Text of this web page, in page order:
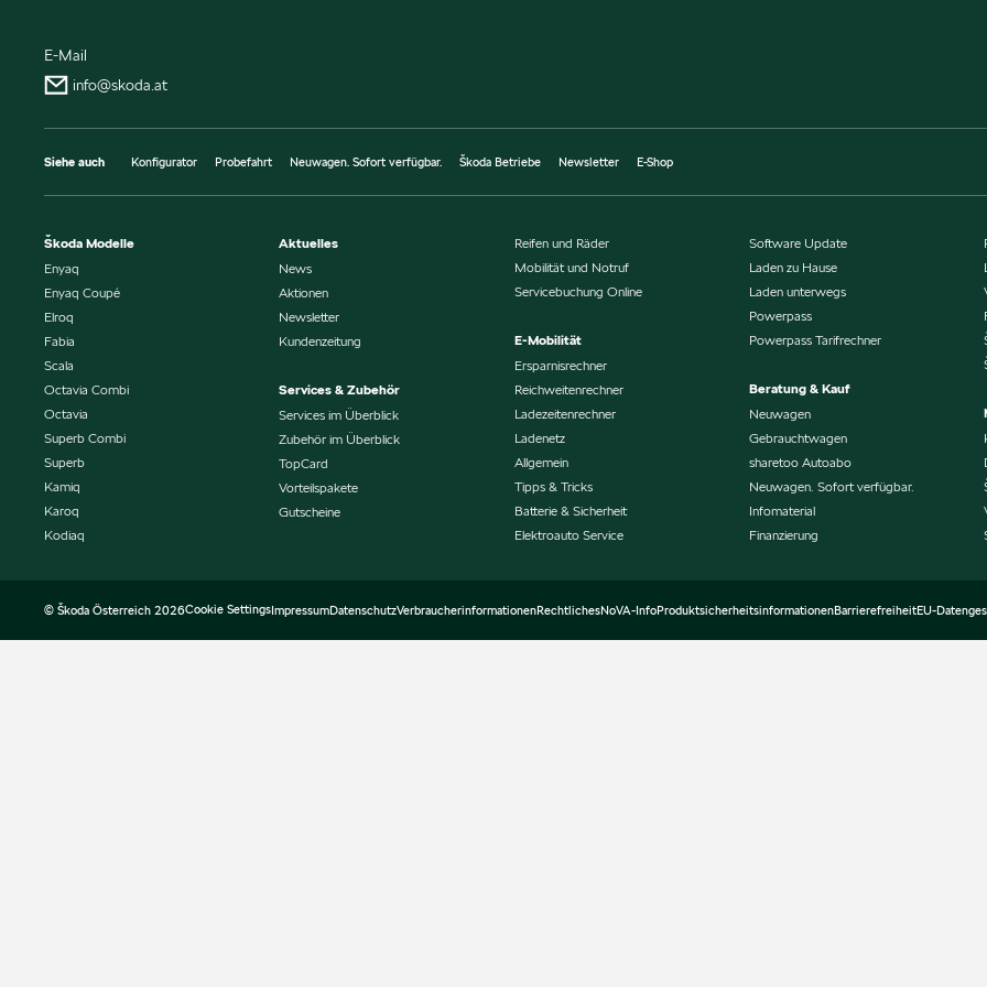
E-Mail
info@skoda.at
Siehe auch Konfigurator Probefahrt Neuwagen. Sofort verfügbar. Škoda Betriebe Newsletter E-Shop
Škoda Modelle
Enyaq
Enyaq Coupé
Elroq
Fabia
Scala
Octavia Combi
Octavia
Superb Combi
Superb
Kamiq
Karoq
Kodiaq
Aktuelles
News
Aktionen
Newsletter
Kundenzeitung
Services & Zubehör
Services im Überblick
Zubehör im Überblick
TopCard
Vorteilspakete
Gutscheine
Reifen und Räder
Mobilität und Notruf
Servicebuchung Online
E-Mobilität
Ersparnisrechner
Reichweitenrechner
Ladezeitenrechner
Ladenetz
Allgemein
Tipps & Tricks
Batterie & Sicherheit
Elektroauto Service
Software Update
Laden zu Hause
Laden unterwegs
Powerpass
Powerpass Tarifrechner
Beratung & Kauf
Neuwagen
Gebrauchtwagen
sharetoo Autoabo
Neuwagen. Sofort verfügbar.
Infomaterial
Finanzierung
© Škoda Österreich 2026Cookie SettingsImpressumDatenschutzVerbraucherinformationenRechtlichesNoVA-InfoProduktsicherheitsinformationenBarrierefreiheitEU-